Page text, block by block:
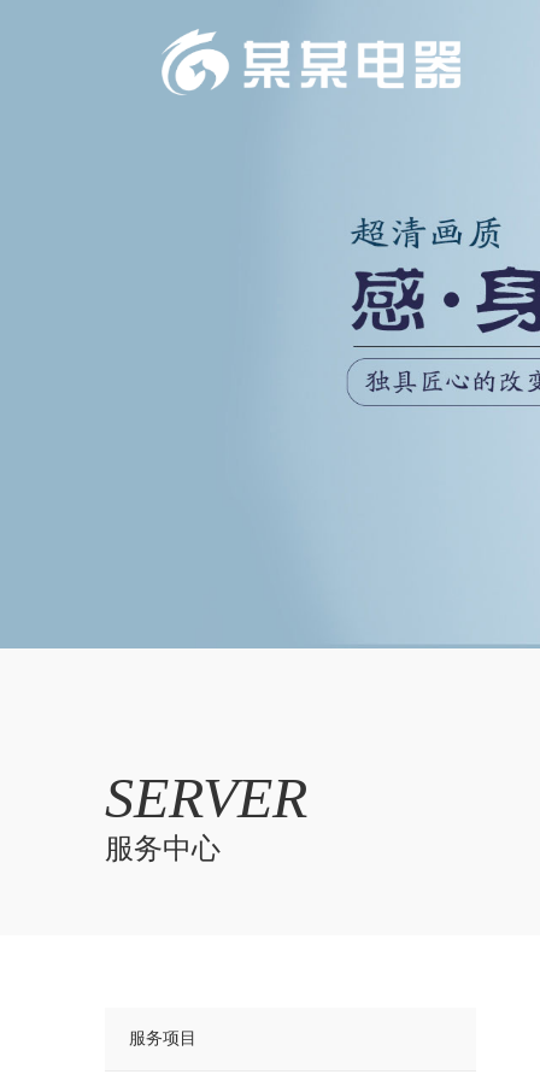
SERVER
服务中心
服务项目